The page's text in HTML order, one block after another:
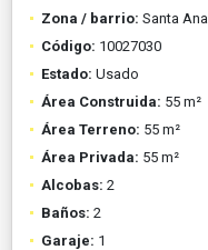
Zona / barrio: Santa Ana
Código: 10027030
Estado: Usado
Área Construida: 55 m²
Área Terreno: 55 m²
Área Privada: 55 m²
Alcobas: 2
Baños: 2
Garaje: 1